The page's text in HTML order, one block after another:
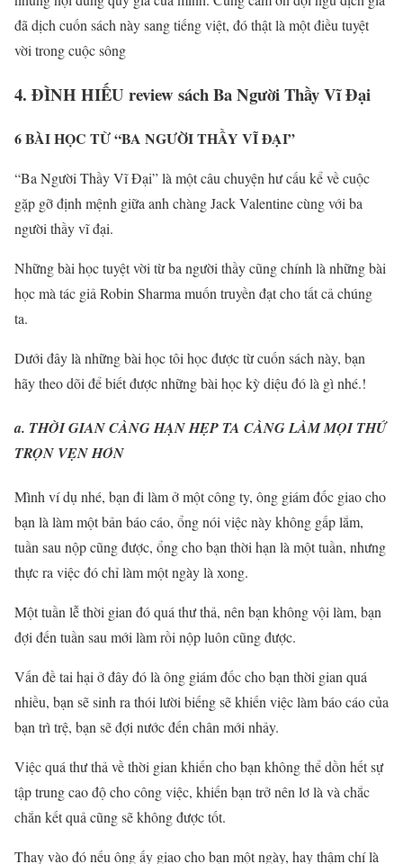
đã dịch cuốn sách này sang tiếng việt, đó thật là một điều tuyệt
vời trong cuộc sông
4. ĐÌNH HIẾU review sách Ba Người Thầy Vĩ Đại
6 BÀI HỌC TỪ “BA NGƯỜI THẦY VĨ ĐẠI”
“Ba Người Thầy Vĩ Đại” là một câu chuyện hư cấu kể về cuộc
gặp gỡ định mệnh giữa anh chàng Jack Valentine cùng với ba
người thầy vĩ đại.
Những bài học tuyệt vời từ ba người thầy cũng chính là những bài
học mà tác giả Robin Sharma muốn truyền đạt cho tất cả chúng
ta.
Dưới đây là những bài học tôi học được từ cuốn sách này, bạn
hãy theo dõi để biết được những bài học kỳ diệu đó là gì nhé.!
a. THỜI GIAN CÀNG HẠN HẸP TA CÀNG LÀM MỌI THỨ
TRỌN VẸN HƠN
Mình ví dụ nhé, bạn đi làm ở một công ty, ông giám đốc giao cho
bạn là làm một bản báo cáo, ổng nói việc này không gấp lắm,
tuần sau nộp cũng được, ổng cho bạn thời hạn là một tuần, nhưng
thực ra việc đó chỉ làm một ngày là xong.
Một tuần lễ thời gian đó quá thư thả, nên bạn không vội làm, bạn
đợi đến tuần sau mới làm rồi nộp luôn cũng được.
Vấn đề tai hại ở đây đó là ông giám đốc cho bạn thời gian quá
nhiều, bạn sẽ sinh ra thói lười biếng sẽ khiến việc làm báo cáo của
bạn trì trệ, bạn sẽ đợi nước đến chân mới nhảy.
Việc quá thư thả về thời gian khiến cho bạn không thể dồn hết sự
tập trung cao độ cho công việc, khiến bạn trở nên lơ là và chắc
chắn kết quả cũng sẽ không được tốt.
Thay vào đó nếu ông ấy giao cho bạn một ngày, hay thậm chí là